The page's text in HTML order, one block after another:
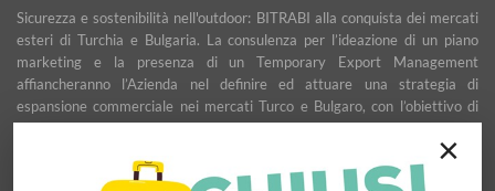
×
Sicurezza e sostenibilità nell'outdoor: BITRABI alla conquista dei mercati
esteri di Turchia e Bulgaria. La consulenza per l’ideazione di un piano
marketing e la presenza di un Temporary Export Management
affiancheranno l’Azienda nel definire ed attuare una strategia di
espansione commerciale nei mercati Turco e Bulgaro, con l’obiettivo di
garantire uno sviluppo stabile e duraturo.